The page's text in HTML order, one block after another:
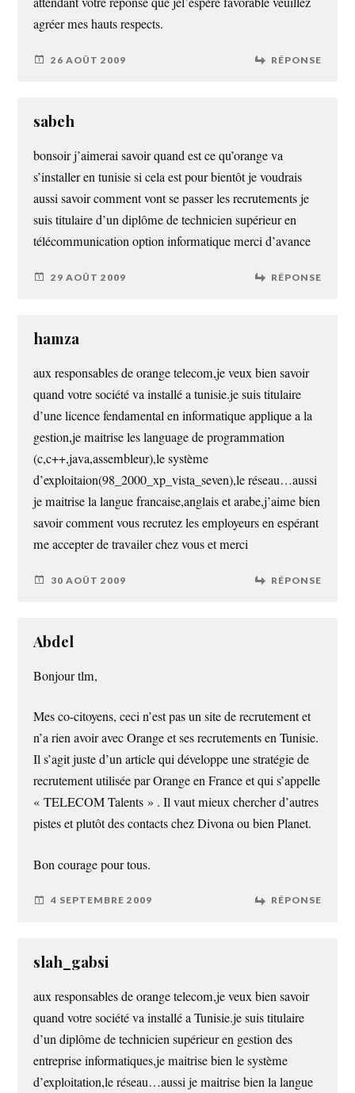
agréer mes hauts respects.
26 AOÛT 2009 RÉPONSE
sabeh
bonsoir j’aimerai savoir quand est ce qu’orange va
s’installer en tunisie si cela est pour bientôt je voudrais
aussi savoir comment vont se passer les recrutements je
suis titulaire d’un diplôme de technicien supérieur en
télécommunication option informatique merci d’avance
29 AOÛT 2009 RÉPONSE
hamza
aux responsables de orange telecom,je veux bien savoir
quand votre société va installé a tunisie.je suis titulaire
d’une licence fendamental en informatique applique a la
gestion,je maitrise les language de programmation
(c,c++,java,assembleur),le système
d’exploitaion(98_2000_xp_vista_seven),le réseau…aussi
je maitrise la langue francaise,anglais et arabe,j’aime bien
savoir comment vous recrutez les employeurs en espérant
me accepter de travailer chez vous et merci
30 AOÛT 2009 RÉPONSE
Abdel
Bonjour tlm,
Mes co-citoyens, ceci n’est pas un site de recrutement et
n’a rien avoir avec Orange et ses recrutements en Tunisie.
Il s’agit juste d’un article qui développe une stratégie de
recrutement utilisée par Orange en France et qui s’appelle
« TELECOM Talents » . Il vaut mieux chercher d’autres
pistes et plutôt des contacts chez Divona ou bien Planet.
Bon courage pour tous.
4 SEPTEMBRE 2009 RÉPONSE
slah_gabsi
aux responsables de orange telecom,je veux bien savoir
quand votre société va installé a Tunisie.je suis titulaire
d’un diplôme de technicien supérieur en gestion des
entreprise informatiques,je maitrise bien le système
d’exploitation,le réseau…aussi je maitrise bien la langue